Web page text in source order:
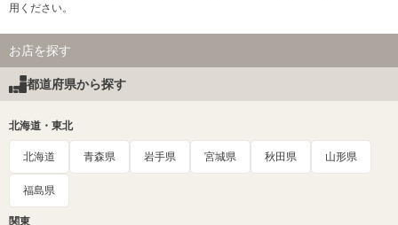
用ください。
お店を探す
都道府県から探す
北海道・東北
北海道 青森県 岩手県 宮城県 秋田県 山形県
福島県
関東